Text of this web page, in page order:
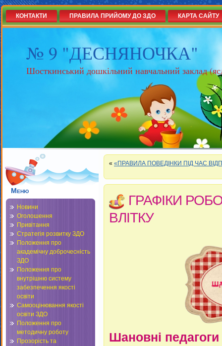
№ 9 "ДЕСНЯНОЧКА"
Шосткинський дошкільний навчальний заклад
КОНТАКТИ ПРАВИЛА ПРИЙОМУ ДО ЗДО КАРТА САЙТУ
Меню
Новини
Оголошення
Привітання
Стратегія розвитку ЗДО
Положення про
академічну доброчесність
ЗДО
Положення про
внутрішню систему
забезпечення якості
освіти
Самооцінювання якості
освіти ЗДО
Положення про
методичну роботу
Прозорість та
« «ПРАВИЛА ПОВЕДІНКИ ПІД ЧАС
ГРАФІКИ
ВЛІТКУ
Шановні